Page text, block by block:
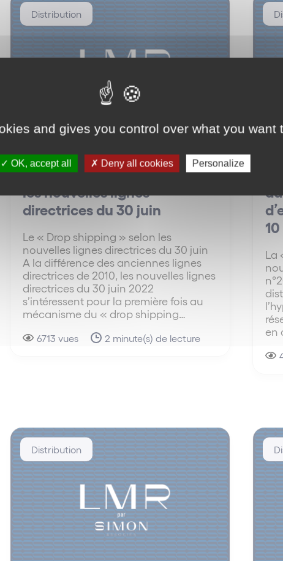
Distribution
La Minute des Réseaux #22 –
Le « Drop shipping » selon
les nouvelles lignes
directrices du 30 juin
Le « Drop shipping » selon les
nouvelles lignes directrices du 30 juin
A la différence des anciennes lignes
directrices de 2010, les nouvelles lignes
directrices du 30 juin 2022
s’intéressent pour la première fois au
mécanisme du « drop shipping…
6713 vues 2 minute(s) de lecture
La
en
Distribution
and gives you control over what you want
OK, accept all Deny all cookies Personalize